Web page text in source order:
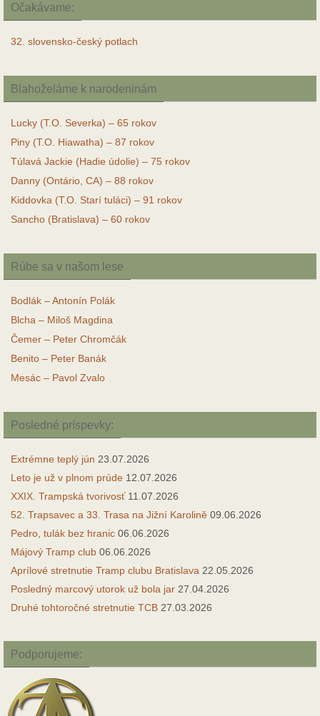
Očakávame:
32. slovensko-český potlach
Blahoželáme k narodeninám
Lucky (T.O. Severka) – 65 rokov
Piny (T.O. Hiawatha) – 87 rokov
Túlavá Jackie (Hadie údolie) – 75 rokov
Danny (Ontário, CA) – 88 rokov
Kiddovka (T.O. Starí tuláci) – 91 rokov
Sancho (Bratislava) – 60 rokov
Rúbe sa v našom lese
Bodlák – Antonín Polák
Blcha – Miloš Magdina
Čemer – Peter Chromčák
Benito – Peter Banák
Mesác – Pavol Zvalo
Posledné príspevky:
Extrémne teplý jún 23.07.2026
Leto je už v plnom prúde 12.07.2026
XXIX. Trampská tvorivosť 11.07.2026
52. Trapsavec a 33. Trasa na Jižní Karolině 09.06.2026
Pedro, tulák bez hranic 06.06.2026
Májový Tramp club 06.06.2026
Aprílové stretnutie Tramp clubu Bratislava 22.05.2026
Posledný marcový utorok už bola jar 27.04.2026
Druhé tohtoročné stretnutie TCB 27.03.2026
Podporujeme: